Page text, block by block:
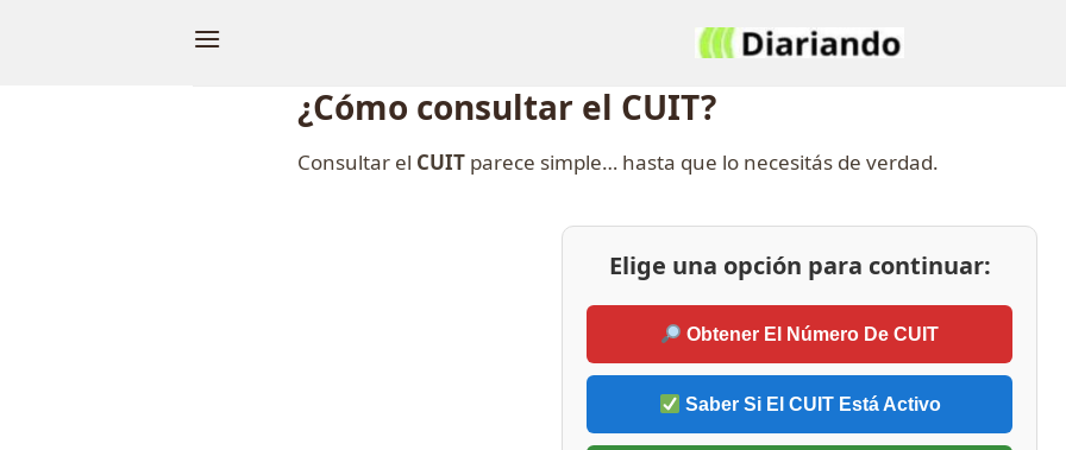
¿Cómo consultar el CUIT?
Consultar el CUITparece simple… hasta que lo necesitás de verdad.
Elige una opción para continuar:
Obtener El Número De CUIT
Saber Si El CUIT Está Activo